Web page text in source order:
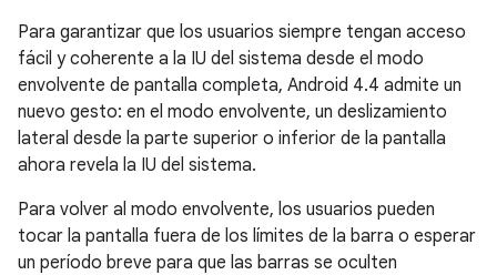
Para garantizar que los usuarios siempre tengan acceso
fácil y coherente a la IU del sistema desde el modo
envolvente de pantalla completa, Android 4.4 admite un
nuevo gesto: en el modo envolvente, un deslizamiento
lateral desde la parte superior o inferior de la pantalla
ahora revela la IU del sistema.
Para volver al modo envolvente, los usuarios pueden
tocar la pantalla fuera de los límites de la barra o esperar
un período breve para que las barras se oculten